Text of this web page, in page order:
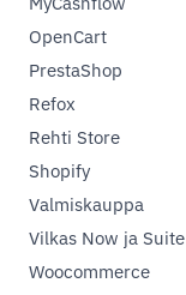
OpenCart
PrestaShop
Refox
Rehti Store
Shopify
Valmiskauppa
Vilkas Now ja Suite
Woocommerce